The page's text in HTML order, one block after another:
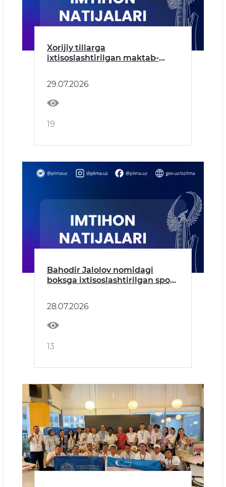
Xorijiy tillarga
ixtisoslashtirilgan maktab-
29.07.2026
19
Bahodir Jalolov nomidagi
boksga ixtisoslashtirilgan sport
natijalari e’lon qilinmoqda!
28.07.2026
13